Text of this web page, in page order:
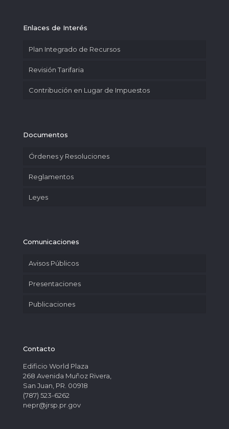
Enlaces de Interés
Plan Integrado de Recursos
Revisión Tarifaria
Contribución en Lugar de Impuestos
Documentos
Órdenes y Resoluciones
Reglamentos
Leyes
Comunicaciones
Avisos Públicos
Presentaciones
Publicaciones
Contacto
Edificio World Plaza
268 Avenida Muñoz Rivera,
San Juan, PR. 00918
(787) 523-6262
nepr@jrsp.pr.gov